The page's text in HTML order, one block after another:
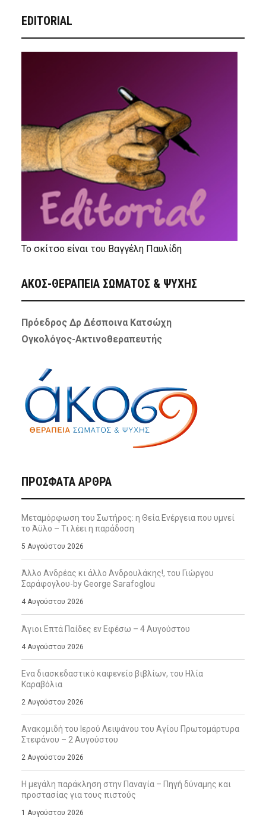
EDITORIAL
Το σκίτσο είναι του Βαγγέλη Παυλίδη
ΑΚΟΣ-ΘΕΡΑΠΕΙΑ ΣΩΜΑΤΟΣ & ΨΥΧΗΣ
Πρόεδρος Δρ Δέσποινα Κατσώχη
Ογκολόγος-Ακτινοθεραπευτής
ΠΡΌΣΦΑΤΑ ΆΡΘΡΑ
Μεταμόρφωση του Σωτήρος: η Θεία Ενέργεια που υμνεί
το Άϋλο – Τι λέει η παράδοση
5 Αυγούστου 2026
Άλλο Ανδρέας κι άλλο Ανδρουλάκης!, του Γιώργου
Σαράφογλου-by George Sarafoglou
4 Αυγούστου 2026
Άγιοι Επτά Παίδες εν Εφέσω – 4 Αυγούστου
4 Αυγούστου 2026
Ενα διασκεδαστικό καφενείο βιβλίων, του Ηλία
Καραβόλια
2 Αυγούστου 2026
Ανακομιδή του Ιερού Λειψάνου του Αγίου Πρωτομάρτυρα
Στεφάνου – 2 Αυγούστου
2 Αυγούστου 2026
Η μεγάλη παράκληση στην Παναγία – Πηγή δύναμης και
προστασίας για τους πιστούς
1 Αυγούστου 2026